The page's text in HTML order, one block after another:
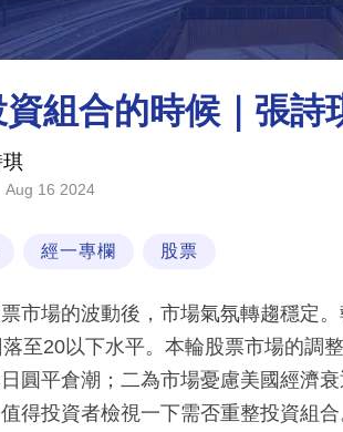
組合的時候｜張詩
Aug 16 2024
經一專欄 股票
市場的波動後，市場氣氛轉趨穩定
至20以下水平。本輪股票市場的調
圓平倉潮；二為市場憂慮美國經濟
得投資者檢視一下需否重整投資組合